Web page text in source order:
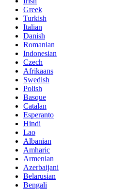
Greek
Turkish
Italian
Danish
Romanian
Indonesian
Czech
Afrikaans
Swedish
Polish
Basque
Catalan
Esperanto
Hindi
Lao
Albanian
Amharic
Armenian
Azerbaijani
Belarusian
Bengali